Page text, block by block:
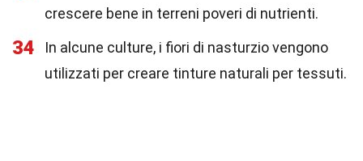
crescere bene in terreni poveri di nutrienti.
34
In alcune culture, i fiori di nasturzio vengono
utilizzati per creare tinture naturali per tessuti.